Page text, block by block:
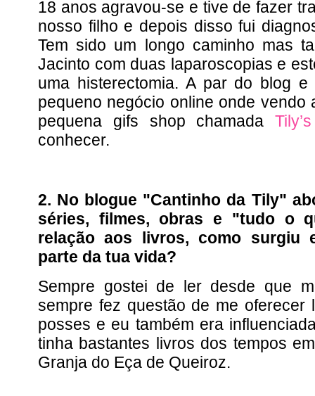
18 anos agravou-se e tive de fazer
nosso filho e depois disso fui
Tem sido um longo caminho mas
Jacinto com duas laparoscopias e
uma histerectomia. A par do blog
pequeno negócio online onde vendo
pequena gifs shop chamada
conhecer.
2. No blogue "Cantinho da Tily"
séries, filmes, obras e "tudo o
relação aos livros, como surgiu
parte da tua vida?
Sempre gostei de ler desde que
sempre fez questão de me oferecer
posses e eu também era
tinha bastantes livros dos tempos
Granja do Eça de Queiroz.